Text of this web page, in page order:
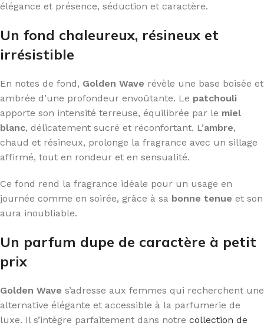
élégance et présence, séduction et caractère.
Un fond chaleureux, résineux et
irrésistible
En notes de fond, Golden Wave révèle une base boisée et
ambrée d’une profondeur envoûtante. Le patchouli
apporte son intensité terreuse, équilibrée par le miel
blanc, délicatement sucré et réconfortant. L’ambre,
chaud et résineux, prolonge la fragrance avec un sillage
affirmé, tout en rondeur et en sensualité.
Ce fond rend la fragrance idéale pour un usage en
journée comme en soirée, grâce à sa bonne tenue et son
aura inoubliable.
Un parfum dupe de caractère à petit
prix
Golden Wave s’adresse aux femmes qui recherchent une
alternative élégante et accessible à la parfumerie de
luxe. Il s’intègre parfaitement dans notre collection de